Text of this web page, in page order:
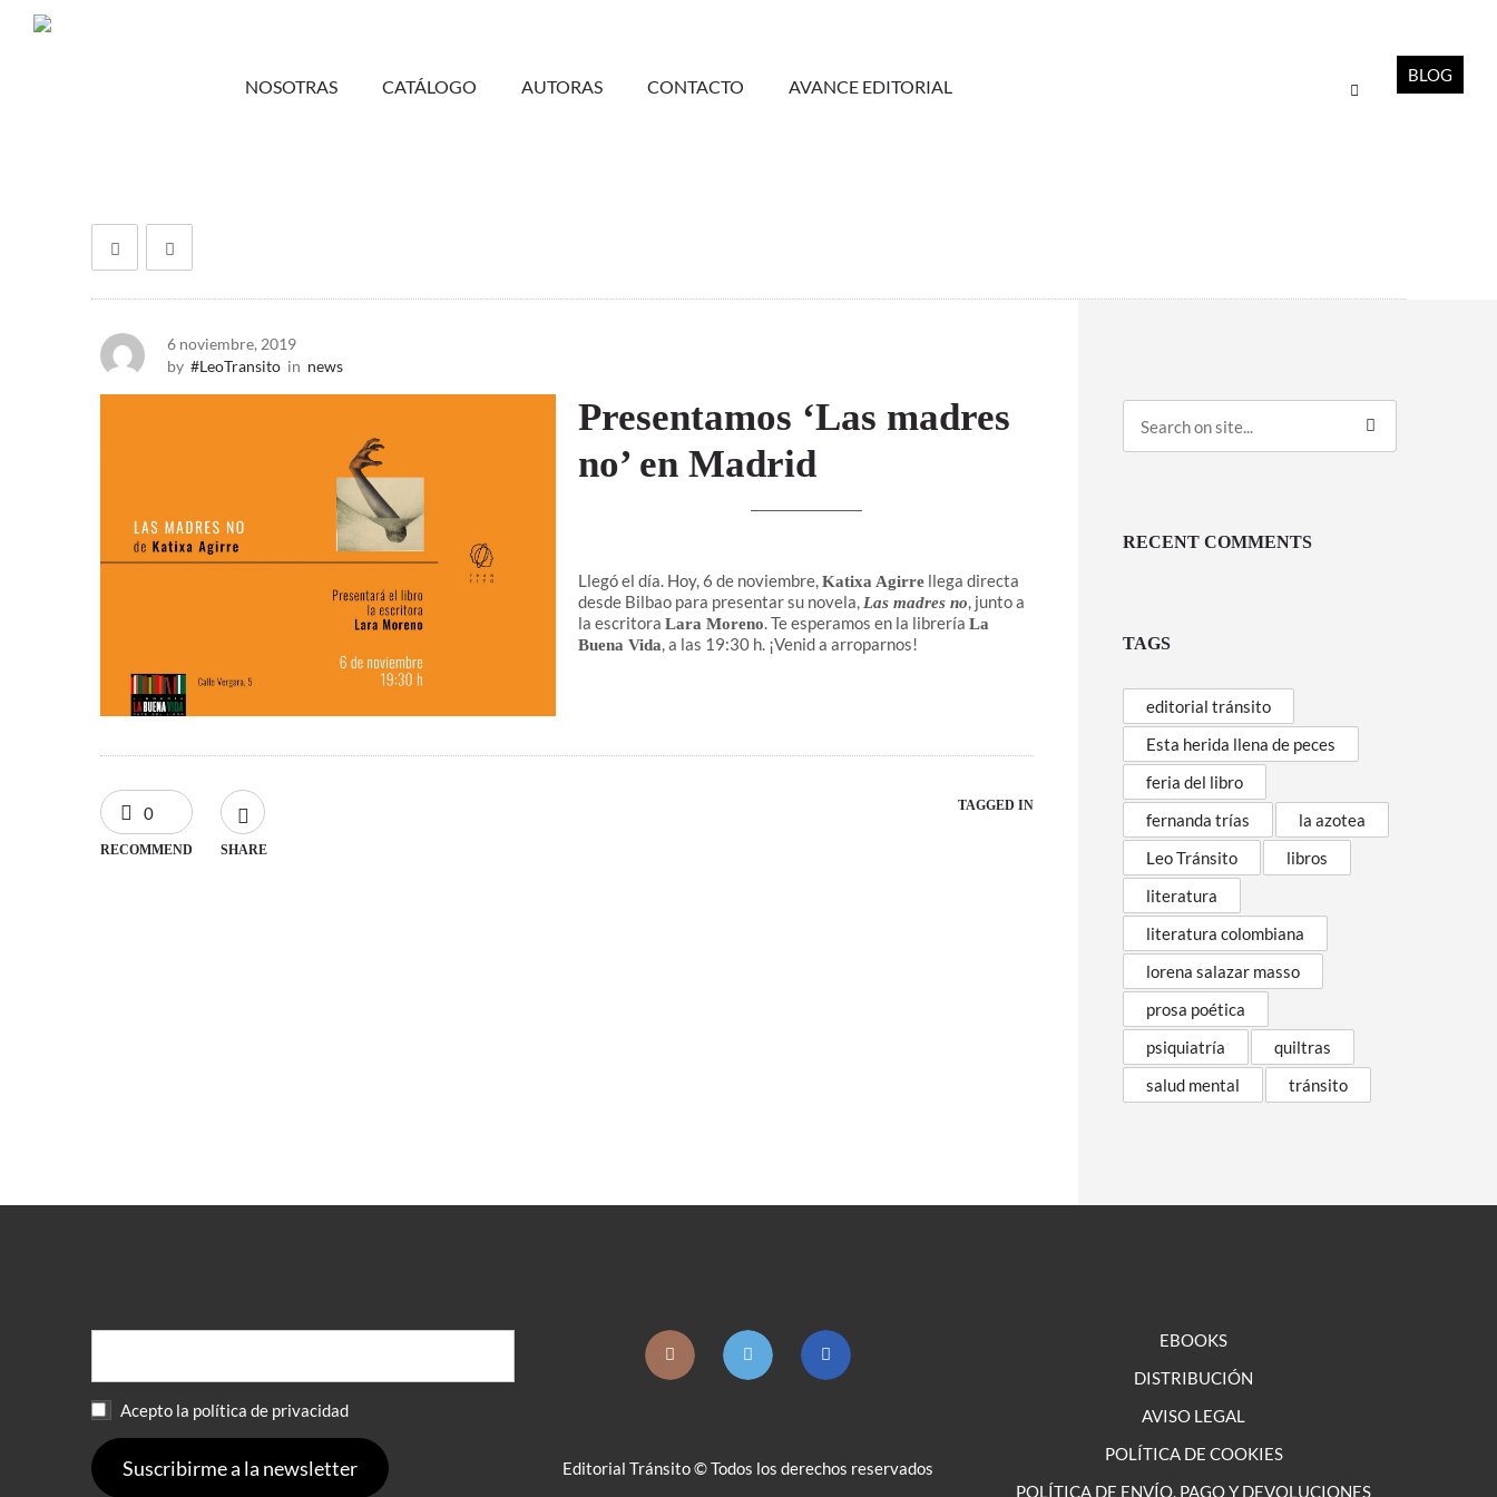
BLOG
NOSOTRAS CATÁLOGO AUTORAS CONTACTO AVANCE EDITORIAL
6 noviembre, 2019
by #LeoTransito in news
Presentamos ‘Las madres
no’ en Madrid
Llegó el día. Hoy, 6 de noviembre,Katixa Agirre llega directa
desde Bilbao para presentar su novela, Las madres no, junto a
la escritora Lara Moreno. Te esperamos en la librería La
Buena Vida, a las 19:30 h. ¡Venid a arroparnos!
0
RECOMMEND SHARE
TAGGED IN
RECENT COMMENTS
TAGS
editorial tránsito
Esta herida llena de peces
feria del libro
fernanda trías
la azotea
Leo Tránsito
libros
literatura
literatura colombiana
lorena salazar masso
prosa poética
psiquiatría
quiltras
salud mental
tránsito
Acepto la política de privacidad
Editorial Tránsito © Todos los derechos reservados
EBOOKS
DISTRIBUCIÓN
AVISO LEGAL
POLÍTICA DE COOKIES
POLÍTICA DE ENVÍO, PAGO Y DEVOLUCIONES